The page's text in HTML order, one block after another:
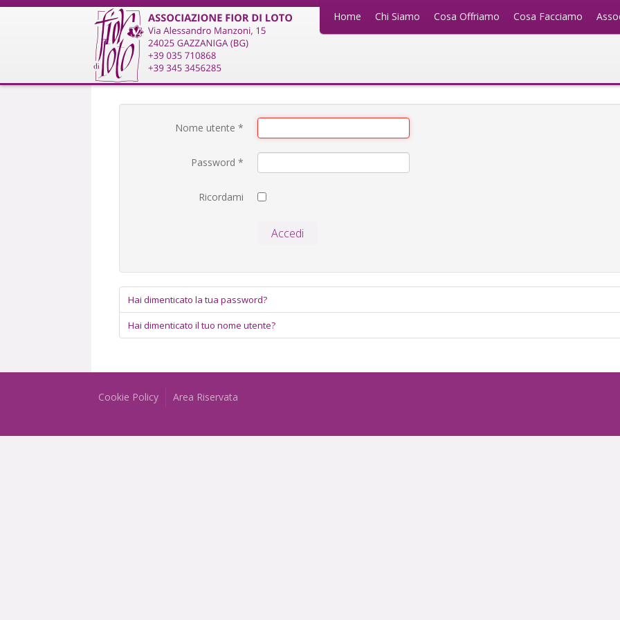
Home Chi Siamo Cosa Offriamo Cosa Facciamo
Nome utente *
Password *
Ricordami
Accedi
Hai dimenticato la tua password?
Hai dimenticato il tuo nome utente?
Cookie Policy Area Riservata